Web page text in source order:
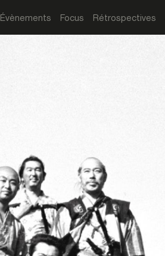
Évènements Focus Rétrospectives